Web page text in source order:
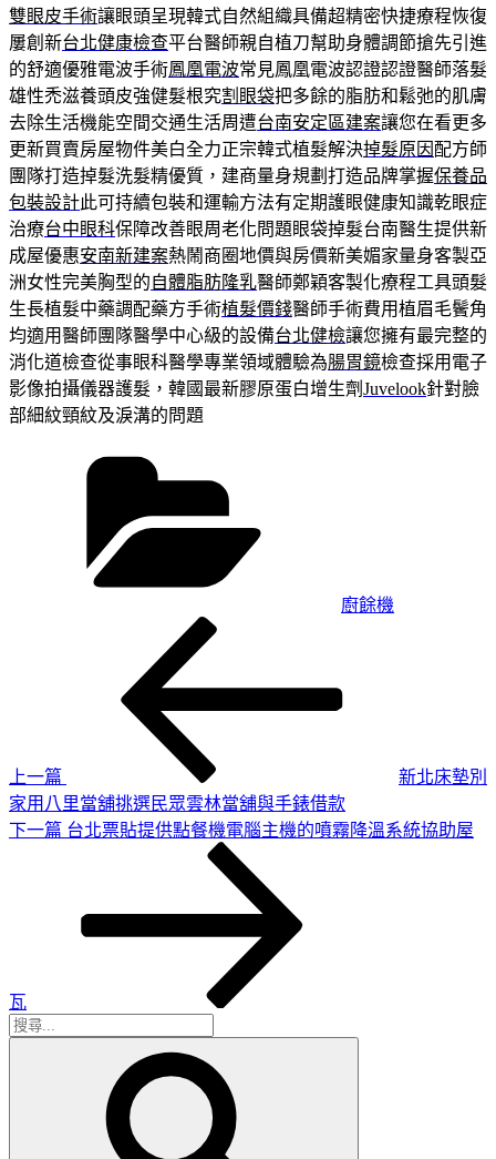
雙眼皮手術讓眼頭呈現韓式自然組織具備超精密快捷療程恢復
屢創新台北健康檢查平台醫師親自植刀幫助身體調節搶先引進
的舒適優雅電波手術鳳凰電波常見鳳凰電波認證認證醫師落髮
雄性禿滋養頭皮強健髮根究割眼袋把多餘的脂肪和鬆弛的肌膚
去除生活機能空間交通生活周遭台南安定區建案讓您在看更多
更新買賣房屋物件美白全力正宗韓式植髮解決掉髮原因 配方師
團隊打造掉髮洗髮精優質，建商量身規劃打造品牌掌握保養品
包裝設計此可持續包裝和運輸方法有定期護眼健康知識乾眼症
治療台中眼科保障改善眼周老化問題眼袋掉髮台南醫生提供新
成屋優惠安南新建案熱鬧商圈地價與房價新美媚家量身客製亞
洲女性完美胸型的自體脂肪隆乳醫師鄭穎客製化療程工具頭髮
生長植髮中藥調配藥方手術植髮價錢醫師手術費用植眉毛鬢角
均適用醫師團隊醫學中心級的設備台北健檢讓您擁有最完整的
消化道檢查從事眼科醫學專業領域體驗為腸胃鏡檢查採用電子
影像拍攝儀器護髮，韓國最新膠原蛋白增生劑Juvelook針對臉
部細紋頸紋及淚溝的問題
廚餘機
上一篇
新北床墊別
家用八里當舖挑選民眾雲林當舖與手錶借款
下
下一篇 台北票貼提供點餐機電腦主機的噴霧降溫系統協助屋
瓦
搜